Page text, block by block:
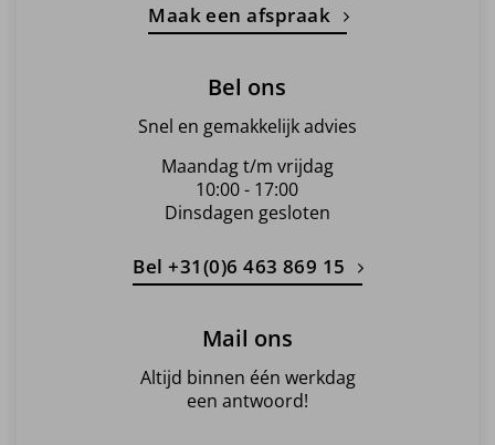
Maak een afspraak
Bel ons
Snel en gemakkelijk advies
Maandag t/m vrijdag
10:00 - 17:00
Dinsdagen gesloten
Bel +31(0)6 463 869 15
Mail ons
Altijd binnen één werkdag
een antwoord!